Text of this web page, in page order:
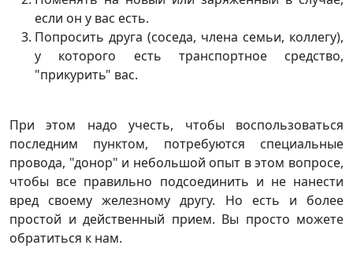
если он у вас есть.
Попросить друга (соседа, члена семьи, коллегу),
у которого есть транспортное средство,
"прикурить" вас.
При этом надо учесть, чтобы воспользоваться
последним пунктом, потребуются специальные
провода, "донор" и небольшой опыт в этом вопросе,
чтобы все правильно подсоединить и не нанести
вред своему железному другу. Но есть и более
простой и действенный прием. Вы просто можете
обратиться к нам.